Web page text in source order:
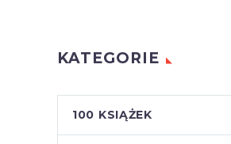
KATEGORIE
100 KSIĄŻEK